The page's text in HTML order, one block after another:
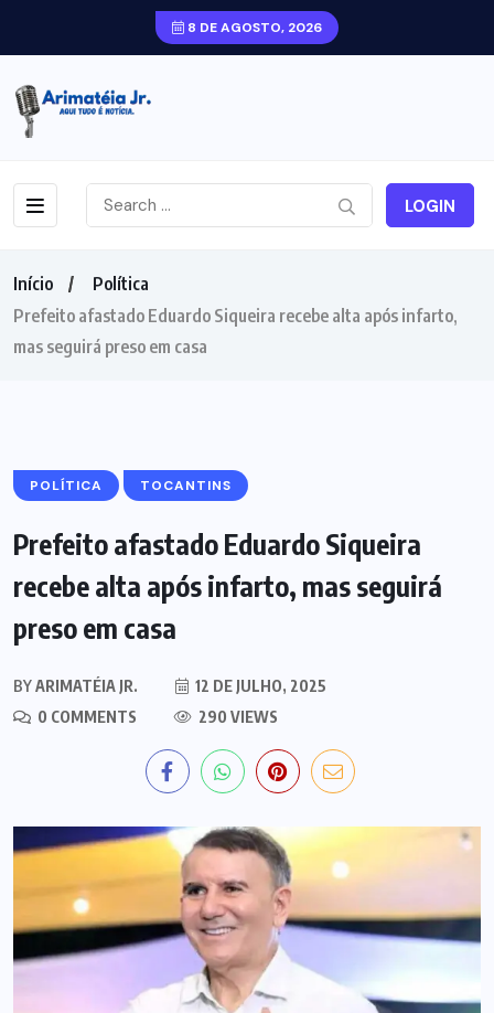
8 DE AGOSTO, 2026
LOGIN
Início
Política
Prefeito afastado Eduardo Siqueira recebe alta após infarto,
mas seguirá preso em casa
POLÍTICA TOCANTINS
Prefeito afastado Eduardo Siqueira
recebe alta após infarto, mas seguirá
preso em casa
BYARIMATÉIA JR.
12 DE JULHO, 2025
0 COMMENTS
290 VIEWS